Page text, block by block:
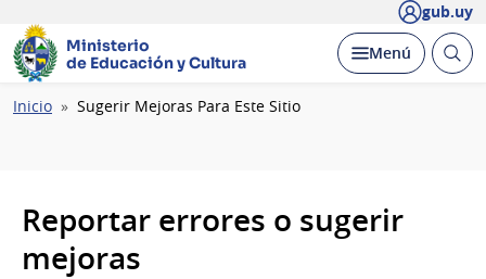
gub.uy
Ministerio
de Educación y Cultura
Desplegar
Menú Abrir
Ruta
Inicio Sugerir Mejoras Para Este Sitio
Reportar errores o sugerir
mejoras